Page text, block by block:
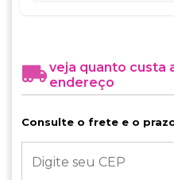
veja quanto custa
endereço
Consulte o frete e o